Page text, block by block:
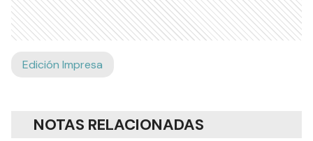
Edición Impresa
NOTAS RELACIONADAS